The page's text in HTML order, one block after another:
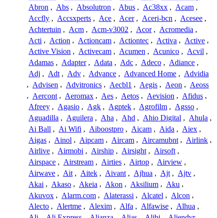
Abron , Abs , Absolutron , Abus , Ac38xx , Acam ,
Accfly , Accsxperts , Ace , Acer , Aceri-bcn , Acesee ,
Achtertuin , Acm , Acm-v3002 , Acor , Acromedia ,
Acti , Action , Actioncam , Actiontec , Activa , Active ,
Active Vision , Activecam , Acumen , Acunico , Acvil ,
Adamas , Adapter , Adata , Adc , Adeco , Adiance ,
Adj , Adt , Adv , Advance , Advanced Home , Advidia
, Advisen , Advitronics , Aecbl1 , Aegis , Aeon , Aeoss
, Aercont , Aeromax , Aes , Aetos , Aevision , Afidus ,
Afreey , Agasio , Agk , Agptek , Agrofilm , Agsso ,
Aguadilla , Aguilera , Aha , Ahd , Ahio Digital , Ahula ,
Ai Ball , Ai Wifi , Aiboostpro , Aicam , Aida , Aiex ,
Aigas , Ainol , Aipcam , Aircam , Aircamubnt , Airlink ,
Airlive , Airmobi , Airship , Airsight , Airsoft ,
Airspace , Airstream , Airties , Airtop , Airview ,
Airwave , Ait , Aitek , Aivant , Ajhua , Ajt , Ajtv ,
Akai , Akaso , Akeia , Akon , Aksilium , Aku ,
Akuvox , Alarm.com , Alaterassi , Alcatel , Alcon ,
Alecto , Alertme , Alexim , Alfa , Alfawise , Alhua ,